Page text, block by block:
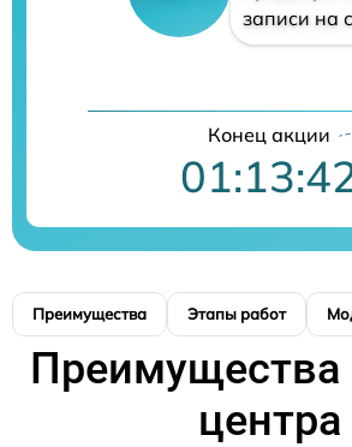
записи на
Конец акции
Преимущества Этапы работ
Преимущества
центра